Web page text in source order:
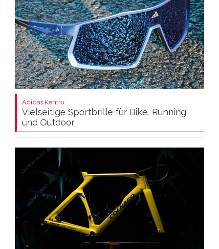
Adidas Kentro:
Vielseitige Sportbrille für Bike, Running
und Outdoor